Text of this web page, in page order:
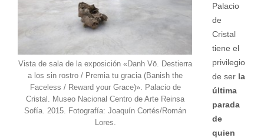
Vista de sala de la exposición «Danh Vō. Destierra
a los sin rostro / Premia tu gracia (Banish the
Faceless / Reward your Grace)». Palacio de
Cristal. Museo Nacional Centro de Arte Reinsa
Sofía. 2015. Fotografía: Joaquín Cortés/Román
Lores.
Palacio
de
Cristal
tiene el
privilegio
de serla
última
parada
de
quien